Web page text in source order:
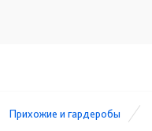
Прихожие и гардеробы